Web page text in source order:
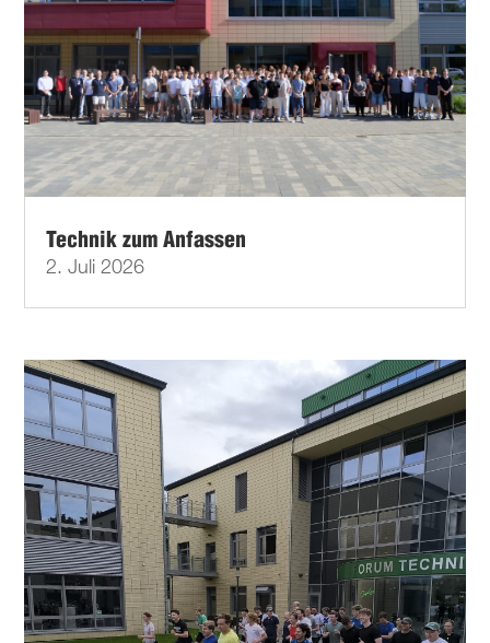
Technik zum Anfassen
2. Juli 2026